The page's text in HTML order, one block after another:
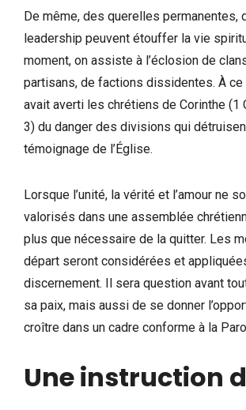
De même, des querelles permanentes,
leadership peuvent étouffer la vie
moment, on assiste à l’éclosion de
partisans, de factions dissidentes. À ce
avait averti les chrétiens de Corinthe (1
3) du danger des divisions qui
témoignage de l’Église.
Lorsque l’unité, la vérité et l’amour ne
valorisés dans une assemblée
plus que nécessaire de la quitter. Les
départ seront considérées et
discernement. Il sera question avant
sa paix, mais aussi de se donner
croître dans un cadre conforme à la
Une instruction